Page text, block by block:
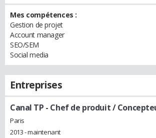
Mes compétences :
Gestion de projet
Account manager
SEO/SEM
Social media
Entreprises
Canal TP - Chef de produit /
Paris
2013 - maintenant